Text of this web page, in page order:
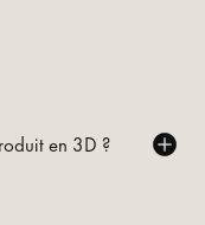
en 3D ?